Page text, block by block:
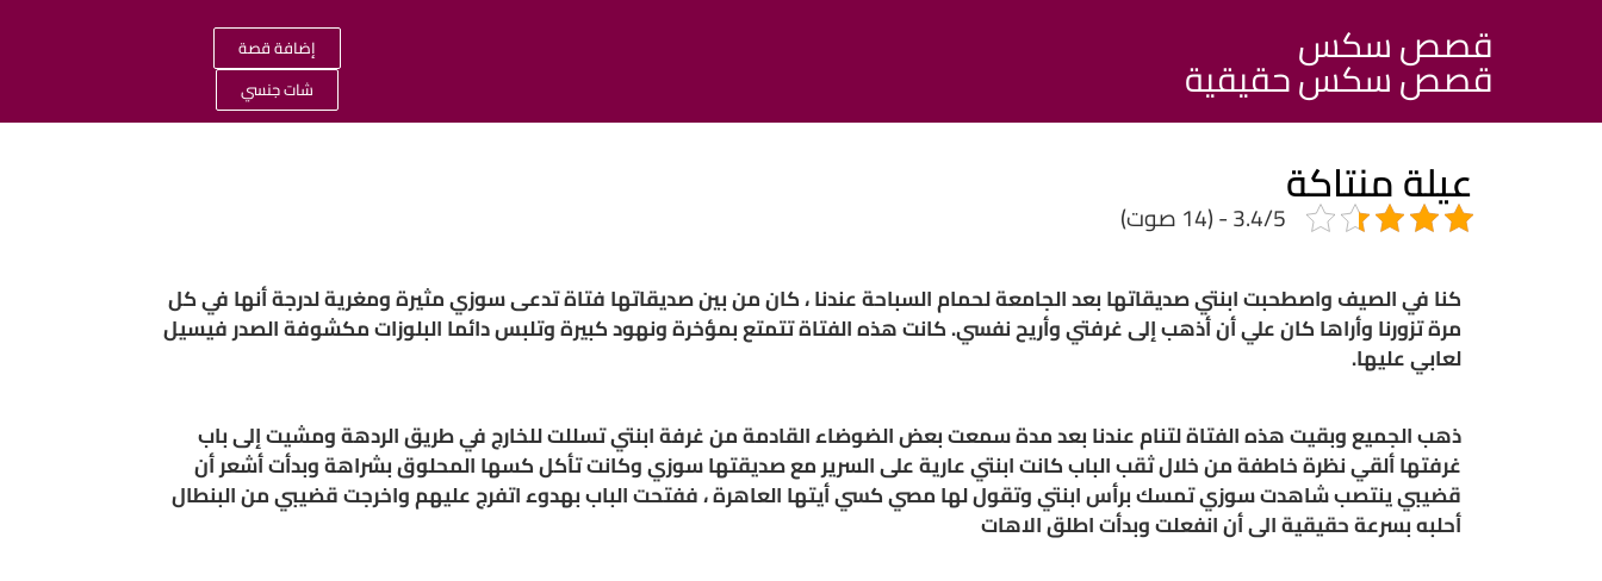
قصص سكس
قصص سكس حقيقية
إضافة قصة
شات جنسي
عيلة منتاكة3.4/5 - (14 صوت)
كنا في الصيف واصطحبت ابنتي صديقاتها بعد الجامعة لحمام السباحة عندنا ، كان من بين صديقاتها فتاة تدعى سوزي مثيرة ومغرية لدرجة أنها في كل
مرة تزورنا وأراها كان علي أن أذهب إلى غرفتي وأريح نفسي. كانت هذه الفتاة تتمتع بمؤخرة ونهود كبيرة وتلبس دائما البلوزات مكشوفة الصدر فيسيل
لعابي عليها.
ذهب الجميع وبقيت هذه الفتاة لتنام عندنا بعد مدة سمعت بعض الضوضاء القادمة من غرفة ابنتي تسللت للخارج في طريق الردهة ومشيت إلى باب
غرفتها ألقي نظرة خاطفة من خلال ثقب الباب كانت ابنتي عارية على السرير مع صديقتها سوزي وكانت تأكل كسها المحلوق بشراهة وبدأت أشعر أن
قضيبي ينتصب شاهدت سوزي تمسك برأس ابنتي وتقول لها مصي كسي أيتها العاهرة ، ففتحت الباب بهدوء اتفرج عليهم واخرجت قضيبي من البنطال
أحلبه بسرعة حقيقية الى أن انفعلت وبدأت اطلق الاهات